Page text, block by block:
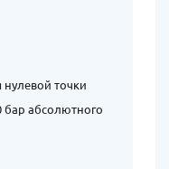
точки
бар абсолютного